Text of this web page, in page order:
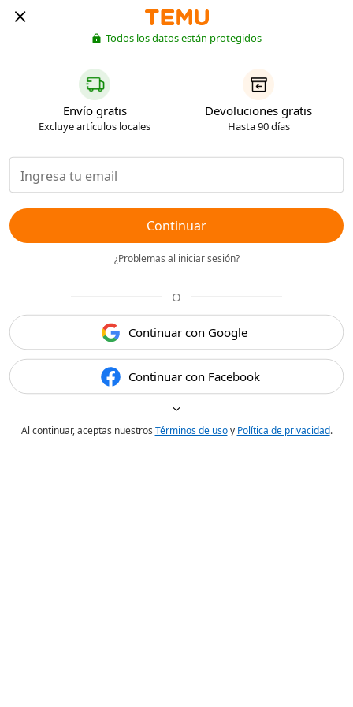
Todos los datos están protegidos
Envío gratis
Excluye artículos locales
Devoluciones gratis
Hasta 90 días
Continuar
¿Problemas al iniciar sesión?
O
Continuar con Google
Continuar con Facebook
Al continuar, aceptas nuestros Términos de usoy Política de privacidad.